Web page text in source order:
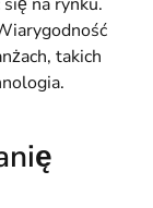
takich